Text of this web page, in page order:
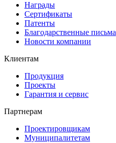
Награды
Сертификаты
Патенты
Благодарственные письма
Новости компании
Клиентам
Продукция
Проекты
Гарантия и сервис
Партнерам
Проектировщикам
Муниципалитетам